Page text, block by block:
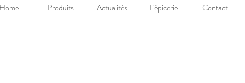
Produits Actualités L'épicerie Contact